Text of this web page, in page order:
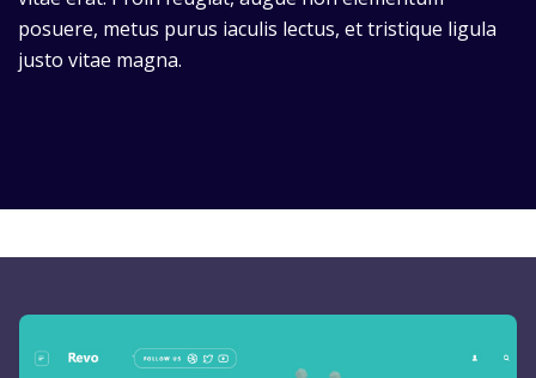
posuere, metus purus iaculis lectus, et tristique ligula
justo vitae magna.